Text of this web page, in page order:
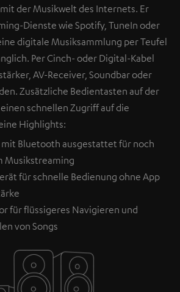
der Musikwelt des Internets. Er
Dienste wie Spotify, TuneIn oder
digitale Musiksammlung per Teufel
Per Cinch- oder Digital-Kabel
AV-Receiver, Soundbar oder
Zusätzliche Bedientasten auf der
schnellen Zugriff auf die
Highlights:
mit Bluetooth ausgestattet für noch
Musikstreaming
für schnelle Bedienung ohne App
für flüssigeres Navigieren und
von Songs